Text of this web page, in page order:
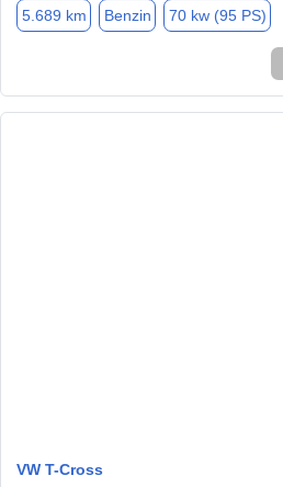
5.689 km Benzin 70 kw (95 PS)
VW T-Cross